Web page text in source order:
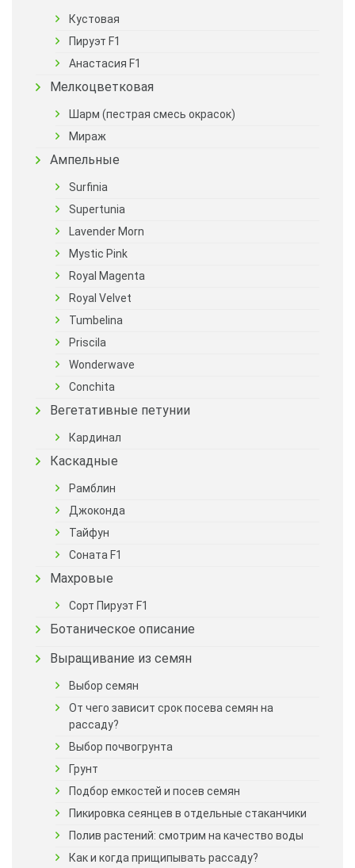
Кустовая
Пируэт F1
Анастасия F1
Мелкоцветковая
Шарм (пестрая смесь окрасок)
Мираж
Ампельные
Surfinia
Supertunia
Lavender Morn
Mystic Pink
Royal Magenta
Royal Velvet
Tumbelina
Priscila
Wonderwave
Conchita
Вегетативные петунии
Кардинал
Каскадные
Рамблин
Джоконда
Тайфун
Соната F1
Махровые
Сорт Пируэт F1
Ботаническое описание
Выращивание из семян
Выбор семян
От чего зависит срок посева семян на
рассаду?
Выбор почвогрунта
Грунт
Подбор емкостей и посев семян
Пикировка сеянцев в отдельные стаканчики
Полив растений: смотрим на качество воды
Как и когда прищипывать рассаду?